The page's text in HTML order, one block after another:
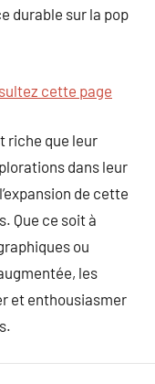
durable sur la pop
cette page
riche que leur
dans leur
de cette
Que ce soit à
ou
les
et enthousiasmer